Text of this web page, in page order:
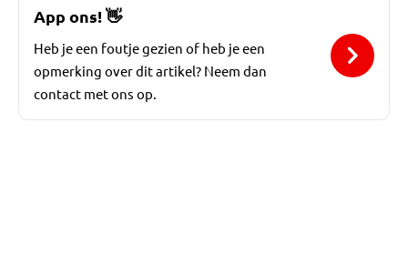
App ons!👋
Heb je een foutje gezien of heb je een
opmerking over dit artikel? Neem dan
contact met ons op.